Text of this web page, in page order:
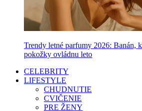
Trendy letné parfumy 2026: Banán,
pokožky ovládnu leto
CELEBRITY
LIFESTYLE
CHUDNUTIE
CVIČENIE
PRE ŽENY